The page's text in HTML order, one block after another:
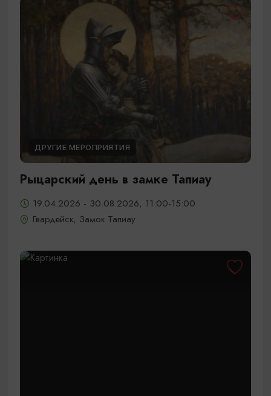
ДРУГИЕ МЕРОПРИЯТИЯ
Рыцарский день в замке Тапиау
19.04.2026 - 30.08.2026, 11:00-15:00
Гвардейск, Замок Тапиау